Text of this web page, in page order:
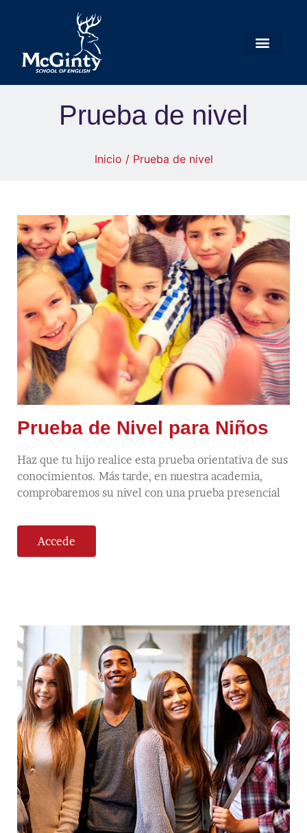
Prueba de nivel
Inicio / Prueba de nivel
Prueba de Nivel para Niños
Haz que tu hijo realice esta prueba orientativa de sus
conocimientos. Más tarde, en nuestra academia,
comprobaremos su nivel con una prueba presencial
Accede